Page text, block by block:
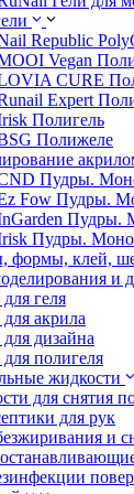
Republic
Vegan
CURE
Expert
Полигель
Полижеле
Пудры.
Fow Пудры.
Пудры.
Пудры.
формы, клей,
и
геля
акрила
дизайна
полигеля
жидкости
для снятия
для рук
и